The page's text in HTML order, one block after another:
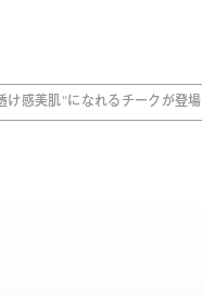
け感美肌”になれるチークが登場